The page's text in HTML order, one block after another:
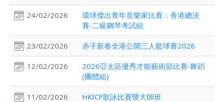
24/02/2026
環球傑出青年音樂家比賽：香港總決
賽-二級鋼琴考試組
23/02/2026 赤子新春全港公開三人籃球賽2026
12/02/2026
2026亞太區優秀才能藝術節比賽-舞蹈
(團體組)
11/02/2026 HKICF歌詠比賽暨大師班